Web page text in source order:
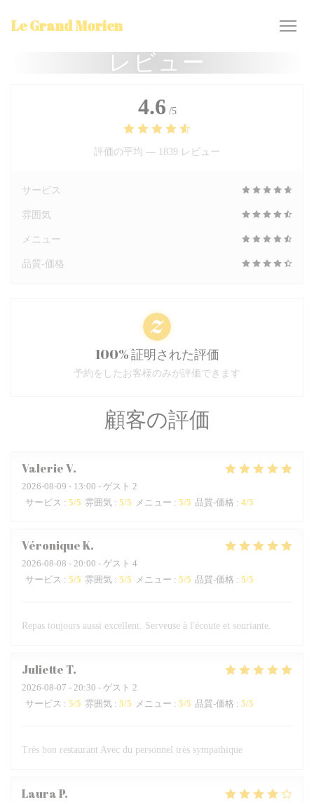
Le Grand Morien
レビュー
顧客の評価
ValerieV
2026-08-09 - 13:00 - ゲスト 2
サービス : 5/5 雰囲気 : 5/5 メニュー : 5/5 品質-価格 : 4/5
VéroniqueK
2026-08-08 - 20:00 - ゲスト 4
サービス : 5/5 雰囲気 : 5/5 メニュー : 5/5 品質-価格 : 5/5
Repas toujours aussi excellent. Serveuse à l'écoute et souriante.
Juliette T
2026-08-07 - 20:30 - ゲスト 2
サービス : 5/5 雰囲気 : 5/5 メニュー : 5/5 品質-価格 : 5/5
Très bon restaurant Avec du personnel très sympathique
LauraP
4.6 /5
評価の平均 — 1839 レビュー
サービス
雰囲気
メニュー
品質-価格
100% 証明された評価
予約をしたお客様のみが評価できます